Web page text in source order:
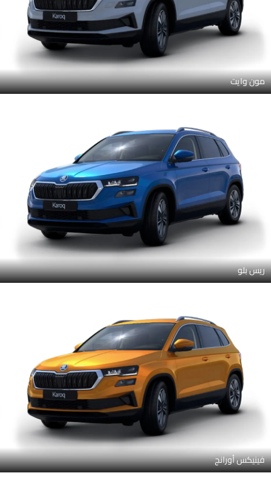
مون وايت
ريس بلو
فينيكس أورانج